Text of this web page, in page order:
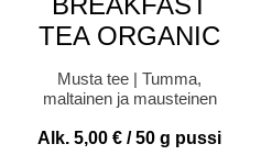
TEA ORGANIC
Musta tee | Tumma,
maltainen ja mausteinen
Alk.5,00€ / 50 g pussi